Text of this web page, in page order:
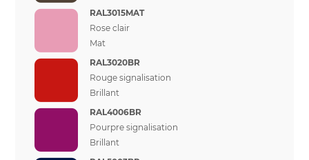
RAL3015MAT
Rose clair
Mat
RAL3020BR
Rouge signalisation
Brillant
RAL4006BR
Pourpre signalisation
Brillant